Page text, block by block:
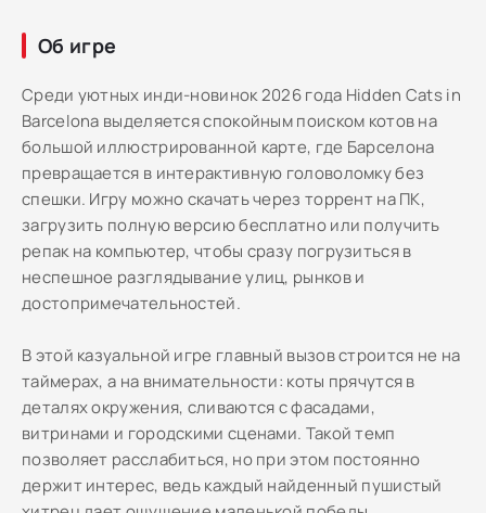
Об игре
Среди уютных инди-новинок 2026 года Hidden Cats in
Barcelona выделяется спокойным поиском котов на
большой иллюстрированной карте, где Барселона
превращается в интерактивную головоломку без
спешки. Игру можно скачать через торрент на ПК,
загрузить полную версию бесплатно или получить
репак на компьютер, чтобы сразу погрузиться в
неспешное разглядывание улиц, рынков и
достопримечательностей.
В этой казуальной игре главный вызов строится не на
таймерах, а на внимательности: коты прячутся в
деталях окружения, сливаются с фасадами,
витринами и городскими сценами. Такой темп
позволяет расслабиться, но при этом постоянно
держит интерес, ведь каждый найденный пушистый